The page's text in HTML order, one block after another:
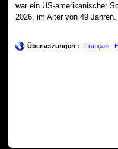
war ein US-amerikanischer
2026, im Alter von 49 Jahren.
Übersetzungen : Français